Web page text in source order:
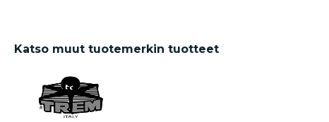
Katso muut tuotemerkin tuotteet